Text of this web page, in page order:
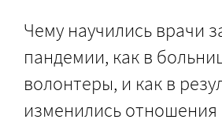
Чему научились врачи
пандемии, как в
волонтеры, и как в
изменились отношения